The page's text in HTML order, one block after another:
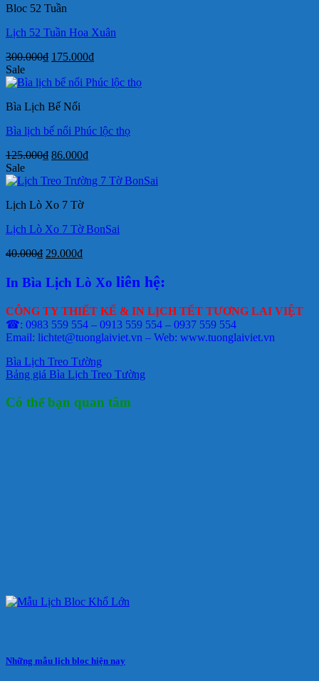
Bloc 52 Tuần
Lịch 52 Tuần Hoa Xuân
300.000₫ Giá
là:
175.000₫Giá
tại
Sale
Bìa Lịch Bế Nổi
Bìa lịch bế nổi Phúc lộc thọ
125.000₫ Giá
là:
86.000₫Giá
tại
Sale
Lịch Lò Xo 7 Tờ
Lịch Lò Xo 7 Tờ BonSai
40.000₫ Giá
là:
40.000₫.
29.000₫Giá
tại
29.000₫.
In Bìa Lịch Lò Xo liên hệ:
CÔNG TY THIẾT KẾ & IN LỊCH TẾT TƯƠNG LAI VIỆT
☎: 0983 559 554 – 0913 559 554 – 0937 559 554
Email: lichtet@tuonglaiviet.vn – Web: www.tuonglaiviet.vn
Bìa Lịch Treo Tường
Bảng giá Bìa Lịch Treo Tường
Có thể bạn quan tâm
Những mẫu lịch bloc hiện nay